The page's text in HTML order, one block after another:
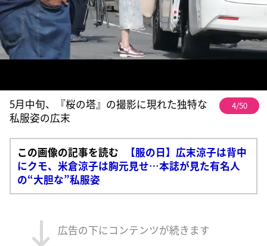
5月中旬、『桜の塔』の撮影に現れた独特な
私服姿の広末
4/50
この画像の記事を読む
【服の日】広末涼子は背中
にクモ、米倉涼子は胸元見せ…本誌が見た有名人
の“大胆な”私服姿
広告の下にコンテンツが続きます